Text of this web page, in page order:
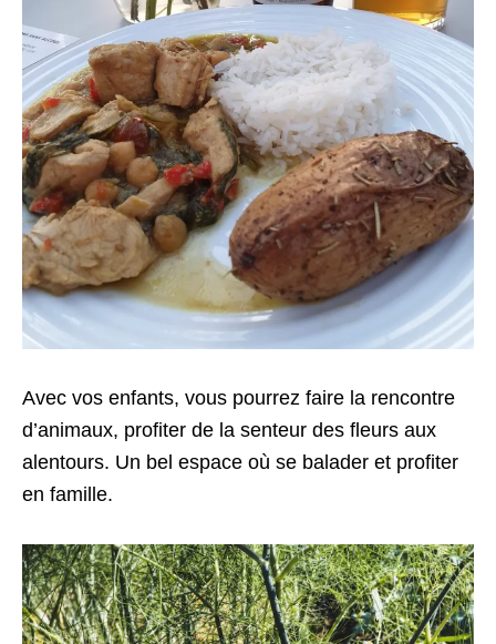
Avec vos enfants, vous pourrez faire la rencontre
d’animaux, profiter de la senteur des fleurs aux
alentours. Un bel espace où se balader et profiter
en famille.